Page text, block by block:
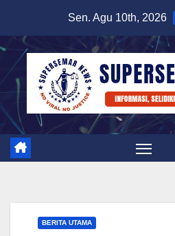
content
Sen. Agu 10th, 2026
BERITA UTAMA